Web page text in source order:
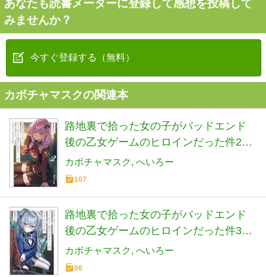
あなたも読書メーターに登録して感想を投稿して
みませんか？
今すぐ登録する（無料）
カボチャマスクの関連本
路地裏で拾った女の子がバッドエンド
後の乙女ゲームのヒロインだった件2
(角川スニーカー文庫)
カボチャマスク へいろー
107
路地裏で拾った女の子がバッドエンド
後の乙女ゲームのヒロインだった件3
(角川スニーカー文庫)
カボチャマスク へいろー
66